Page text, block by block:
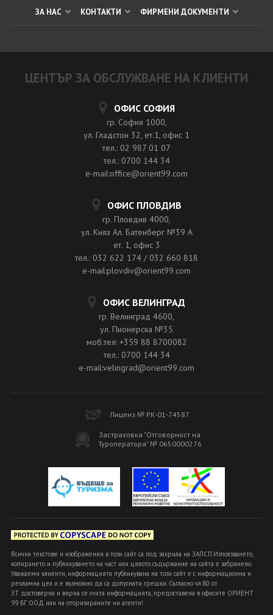
ЗА НАС КОНТАКТИ ФИРМЕНИ ДОКУМЕНТИ
ЦЕНТЪР ЗА ОБСЛУЖВАНЕ НА КЛИЕНТИ
ОФИС СОФИЯ
гр. София 1000,
ул. Гладстон 32, ет.1, офис 1
тел.: 02 987 01 07
тел.: 0700 144 34
e-mail:office@orient99.com
ОФИС ПЛОВДИВ
гр. Пловдив 4000,
ул. Княз Ал. Батенберг №39 A
ет. 1, офис 3
тел.: 032 622 174 / 032 660 818
e-mail:plovdiv@orient99.com
ОФИС ВЕЛИНГРАД
гр. Велинград 4600,
ул. Пионерска №35
моб.тел: +359 88 8700082
тел.: 0700 144 34
e-mail:velingrad@orient99.com
Лиценз № РК-01-74587
Застраховка "Отговорност на
Туроператора" № 0650000276
Всички текстове и изображения в този сайт са под закрила на ЗАПСП.Използването,
копирането и публикуването на част или цялото съдържание на сайта е забранено.
Уважаеми клиенти, информацията публикувана на този сайт е с информационна и
рекламна цел и е възможно да са допуснати грешки. Съгласно чл.80 от
ЗТ достоверна и вярна се счита информацията, предоставена в офисите ОРИЕНТ
99 БГ ООД или на оторизираните ни агенти!